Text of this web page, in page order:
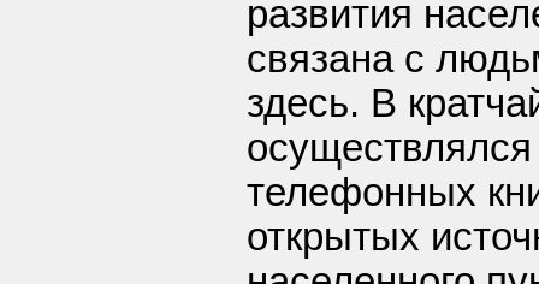
развития
связана с
здесь. В
телефонных
открытых